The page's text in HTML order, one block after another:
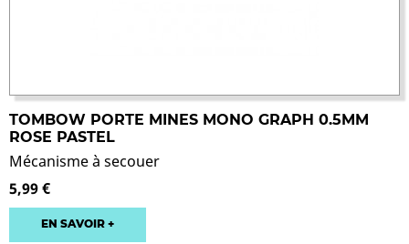
TOMBOW PORTE MINES MONO GRAPH 0.5MM
ROSE PASTEL
Mécanisme à secouer
5,99 €
EN SAVOIR +